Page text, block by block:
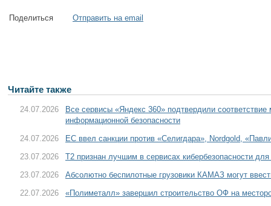
Поделиться Отправить на email
Читайте также
24.07.2026
Все сервисы «Яндекс 360» подтвердили
информационной безопасности
24.07.2026
ЕС ввел санкции против «Селигдара», Nordgold,
23.07.2026
T2 признан лучшим в сервисах кибербезопасности
23.07.2026
Абсолютно беспилотные грузовики КАМАЗ могут
22.07.2026
«Полиметалл» завершил строительство ОФ на